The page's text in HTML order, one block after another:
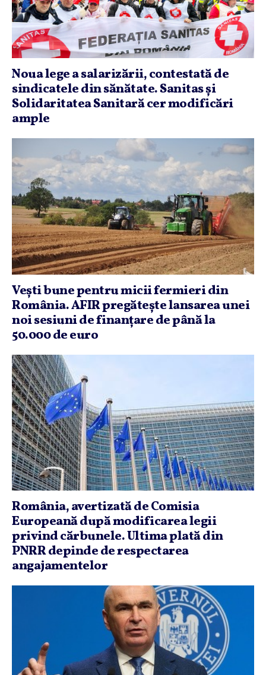
Noua lege a salarizării, contestată de
sindicatele din sănătate. Sanitas şi
Solidaritatea Sanitară cer modificări
ample
Veşti bune pentru micii fermieri din
România. AFIR pregăteşte lansarea unei
noi sesiuni de finanţare de până la
50.000 de euro
România, avertizată de Comisia
Europeană după modificarea legii
privind cărbunele. Ultima plată din
PNRR depinde de respectarea
angajamentelor